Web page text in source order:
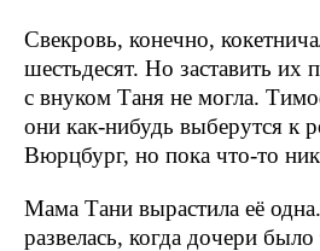
Свекровь, конечно,
шестьдесят. Но заставить их
с внуком Таня не могла.
они как-нибудь выберутся к
Вюрцбург, но пока что-то
Мама Тани вырастила её
развелась, когда дочери